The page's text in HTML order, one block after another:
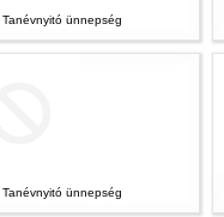
Tanévnyitó ünnepség
Tanévnyitó ünnepség